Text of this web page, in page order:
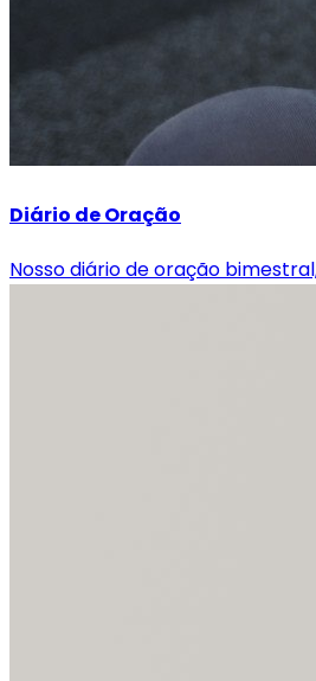
Diário de Oração
Nosso diário de oração